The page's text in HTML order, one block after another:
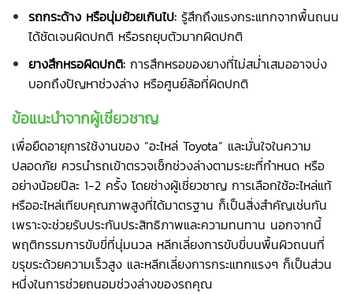
รถกระด้าง หรือนุ่มย้วยเกินไป:รู้สึกถึงแรงกระแทกจากพื้นถนน
ได้ชัดเจนผิดปกติ หรือรถยุบตัวมากผิดปกติ
ยางสึกหรอผิดปกติ:การสึกหรอของยางที่ไม่สม่ำเสมออาจบ่ง
บอกถึงปัญหาช่วงล่าง หรือศูนย์ล้อที่ผิดปกติ
ข้อแนะนำจากผู้เชี่ยวชาญ
เพื่อยืดอายุการใช้งานของ “อะไหล่ Toyota” และมั่นใจในความ
ปลอดภัย ควรนำรถเข้าตรวจเช็กช่วงล่างตามระยะที่กำหนด หรือ
อย่างน้อยปีละ 1-2 ครั้ง โดยช่างผู้เชี่ยวชาญ การเลือกใช้อะไหล่แท้
หรืออะไหล่เทียบคุณภาพสูงที่ได้มาตรฐาน ก็เป็นสิ่งสำคัญเช่นกัน
เพราะจะช่วยรับประกันประสิทธิภาพและความทนทาน นอกจากนี้
พฤติกรรมการขับขี่ที่นุ่มนวล หลีกเลี่ยงการขับขี่บนพื้นผิวถนนที่
ขรุขระด้วยความเร็วสูง และหลีกเลี่ยงการกระแทกแรงๆ ก็เป็นส่วน
หนึ่งในการช่วยถนอมช่วงล่างของรถคุณ